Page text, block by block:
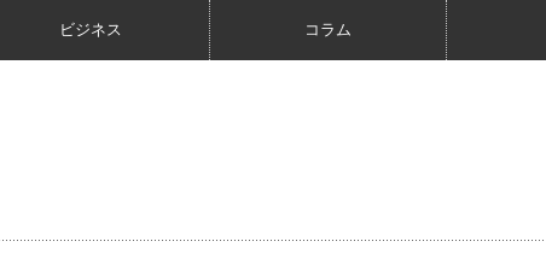
ビジネス コラム